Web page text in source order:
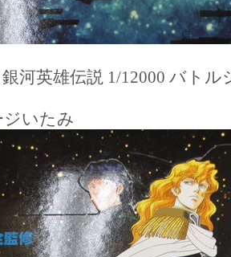
河英雄伝説 1/12000 バト
ジいたみ